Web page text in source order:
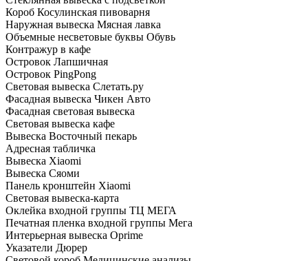
Короб Косулинская пивоварня
Наружная вывеска Мясная лавка
Объемные несветовые буквы Обувь
Контражур в кафе
Островок Лапшичная
Островок PingPong
Световая вывеска Слетать.ру
Фасадная вывеска Чикен Авто
Фасадная световая вывеска
Световая вывеска кафе
Вывеска Восточный пекарь
Адресная табличка
Вывеска Xiaomi
Вывеска Сяоми
Панель кронштейн Xiaomi
Световая вывеска-карта
Оклейка входной группы ТЦ МЕГА
Печатная пленка входной группы Мега
Интерьерная вывеска Oprime
Указатели Дюрер